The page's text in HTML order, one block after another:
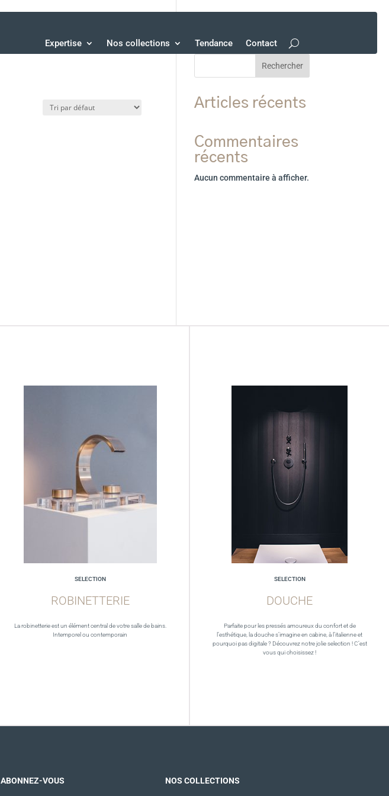
Expertise Nos collections Tendance Contact
Rechercher
Articles récents
Commentaires
récents
Aucun commentaire à afficher.
SELECTION
ROBINETTERIE
La robinetterie est un élément central de votre salle de bains.
Intemporel ou contemporain
SELECTION
DOUCHE
Parfaite pour les pressés amoureux du confort et de
l’esthétique, la douche s’imagine en cabine, à l’italienne et
pourquoi pas digitale ? Découvrez notre jolie selection ! C’est
vous qui choisissez !
ABONNEZ-VOUS NOS COLLECTIONS